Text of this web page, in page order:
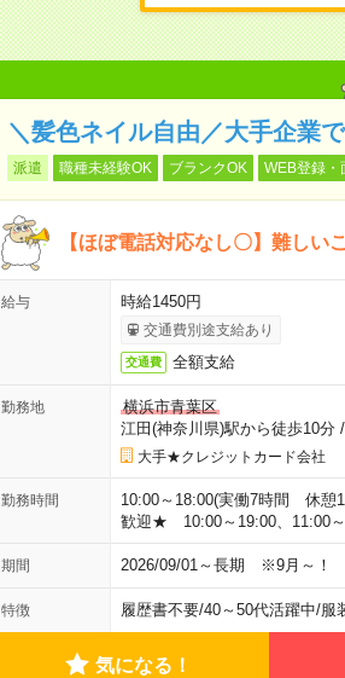
＼髪色ネイル自由／大手企業
派遣 職種未経験OK ブランクOK WEB登録・
【ほぼ電話対応なし〇】難しい
給与 時給1450円
交通費別途支給あり
交通費 全額支給
勤務地
横浜市青葉区
江田(神奈川県)駅から徒歩10分/
大手★クレジットカード会社
勤務時間
10:00～18:00(実働7時間 休憩
歓迎★ 10:00～19:00、11:00～
期間 2026/09/01～長期 ※9月～！
特徴 履歴書不要/40～50代活躍中/服
気になる！